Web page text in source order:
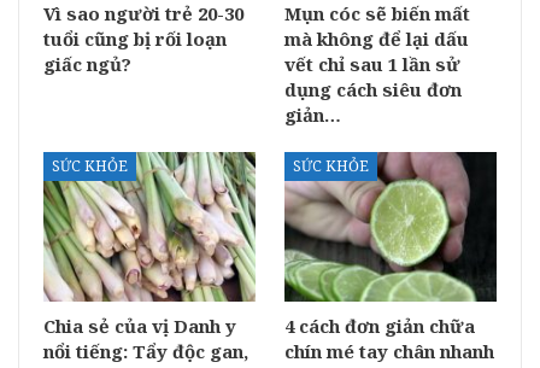
Vì sao người trẻ 20-30
tuổi cũng bị rối loạn
giấc ngủ?
Mụn cóc sẽ biến mất
mà không để lại dấu
vết chỉ sau 1 lần sử
dụng cách siêu đơn
giản…
SỨC KHỎE
Chia sẻ của vị Danh y
nổi tiếng: Tẩy độc gan,
SỨC KHỎE
4 cách đơn giản chữa
chín mé tay chân nhanh